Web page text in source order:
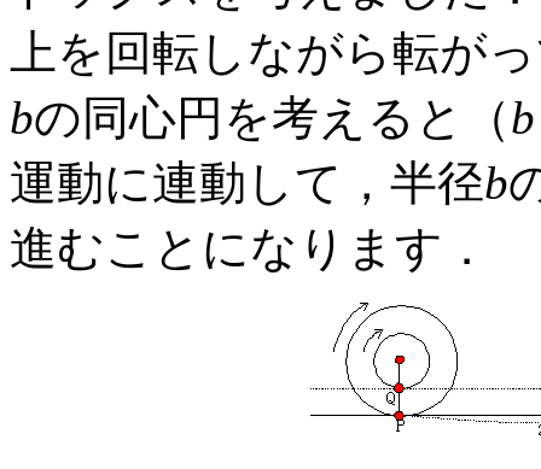
上を回転しながら転が
bの同心円を考えると（b
運動に連動して，半径b
進むことになります．